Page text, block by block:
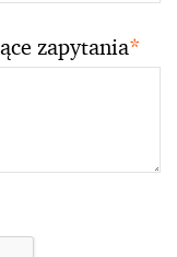
zapytania*